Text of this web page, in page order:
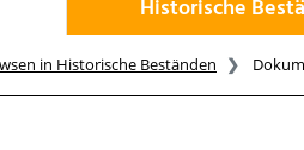
Historische
in Historische Beständen